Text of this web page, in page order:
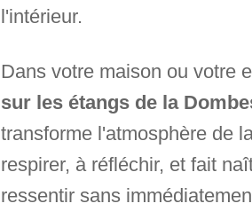
l'intérieur.
Dans votre maison ou votre
sur les étangs de la
transforme l'atmosphère de
respirer, à réfléchir, et fait
ressentir sans